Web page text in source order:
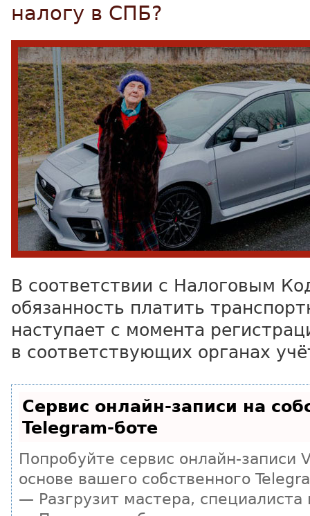
налогу в СПБ?
В соответствии с Налоговым
обязанность платить
наступает с момента
в соответствующих органах
Сервис онлайн-записи на
Telegram-боте
Попробуйте сервис онлайн-записи
основе вашего собственного
— Разгрузит мастера,